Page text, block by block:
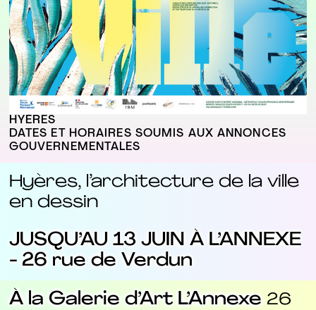
HYÈRES
DATES ET HORAIRES SOUMIS AUX ANNONCES
GOUVERNEMENTALES
Hyères, l’architecture de la ville
en dessin
JUSQU’AU 13 JUIN À L’ANNEXE
- 26 rue de Verdun
À la Galerie d’Art L’Annexe26